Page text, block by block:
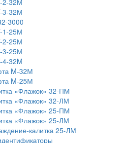
2-32М
3-32М
3000
1-25М
2-25М
3-25М
4-32M
M-32М
M-25М
«Флажок» 32-ПМ
«Флажок» 32-ЛМ
«Флажок» 25-ПМ
«Флажок» 25-ЛМ
калитка 25-ЛМ